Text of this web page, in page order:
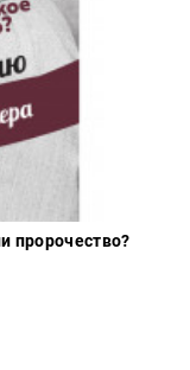
пророчество?